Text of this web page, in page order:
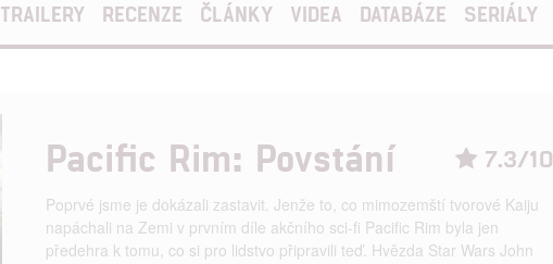
TRAILERY RECENZE ČLÁNKY VIDEA DATABÁZE SERIÁLY
7.3/10
Pacific Rim: Povstání
Poprvé jsme je dokázali zastavit. Jenže to, co mimozemští tvorové Kaiju
napáchali na Zemi v prvním díle akčního sci-fi Pacific Rim byla jen
předehra k tomu, co si pro lidstvo připravili teď. Hvězda Star Wars John